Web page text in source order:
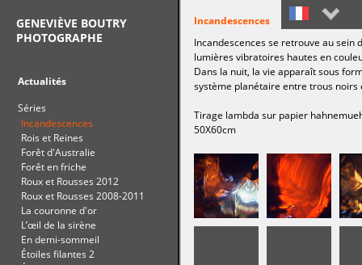
Incandescences
Incandescences se retrouve au sein
lumières vibratoires hautes en
Dans la nuit, la vie apparaît sous
système planétaire entre trous noirs
Tirage lambda sur papier
50X60cm
GENEVIÈVE BOUTRY
PHOTOGRAPHE
Actualités
Séries
Incandescences
Rois et Reines
Forêt d'Australie
Forêt en friche
Roux et Rousses 2012
Roux et Rousses 2008-2011
La couronne d'or
L’œil de la sirène
En demi-sommeil
Étoiles filantes 2
Français
English